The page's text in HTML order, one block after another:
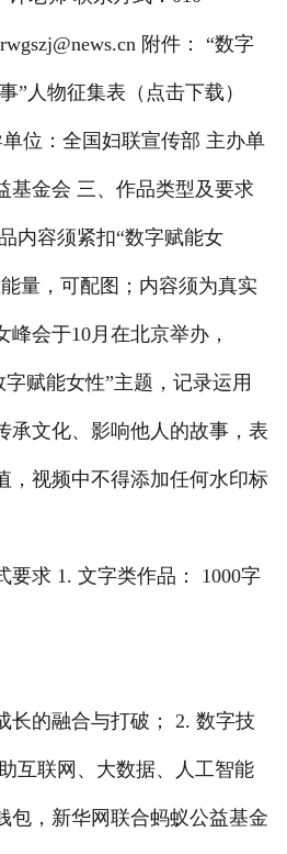
附件： “数字
”人物征集表（点击下载）
单位：全国妇联宣传部 主办单
基金会 三、作品类型及要求
内容须紧扣“数字赋能女
量，可配图；内容须为真实
峰会于10月在北京举办，
赋能女性”主题，记录运用
承文化、影响他人的故事，表
，视频中不得添加任何水印标
要求 1. 文字类作品： 1000字
长的融合与打破； 2. 数字技
互联网、大数据、人工智能
包，新华网联合蚂蚁公益基金